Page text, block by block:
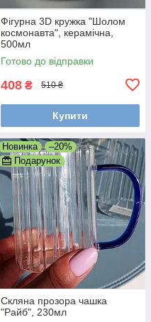
Фігурна 3D кружка "Шолом
космонавта", керамічна,
500мл
Готово до відправки
408 ₴ 510 ₴
Купити
Новинка
–20%
Подарунок
Скляна прозора чашка
"Райб", 230мл